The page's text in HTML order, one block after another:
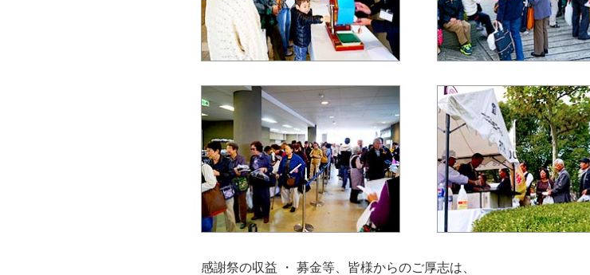
感謝祭の収益 ・ 募金等、皆様からのご厚志は、